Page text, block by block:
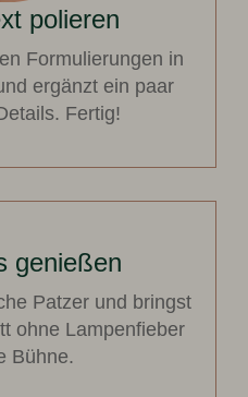
polieren
Formulierungen in
ergänzt ein paar
Fertig!
genießen
Patzer und bringst
ohne Lampenfieber
Bühne.